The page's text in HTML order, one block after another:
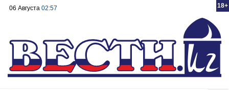
18+
06 Августа 02:57